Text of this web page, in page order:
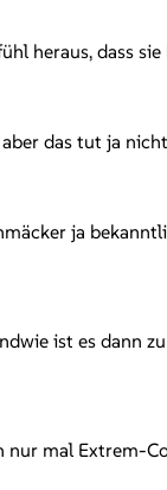
heraus, dass
das tut ja
ja
ist es dann
mal Extrem-